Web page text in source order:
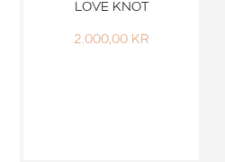
LOVE KNOT
2.000,00 KR